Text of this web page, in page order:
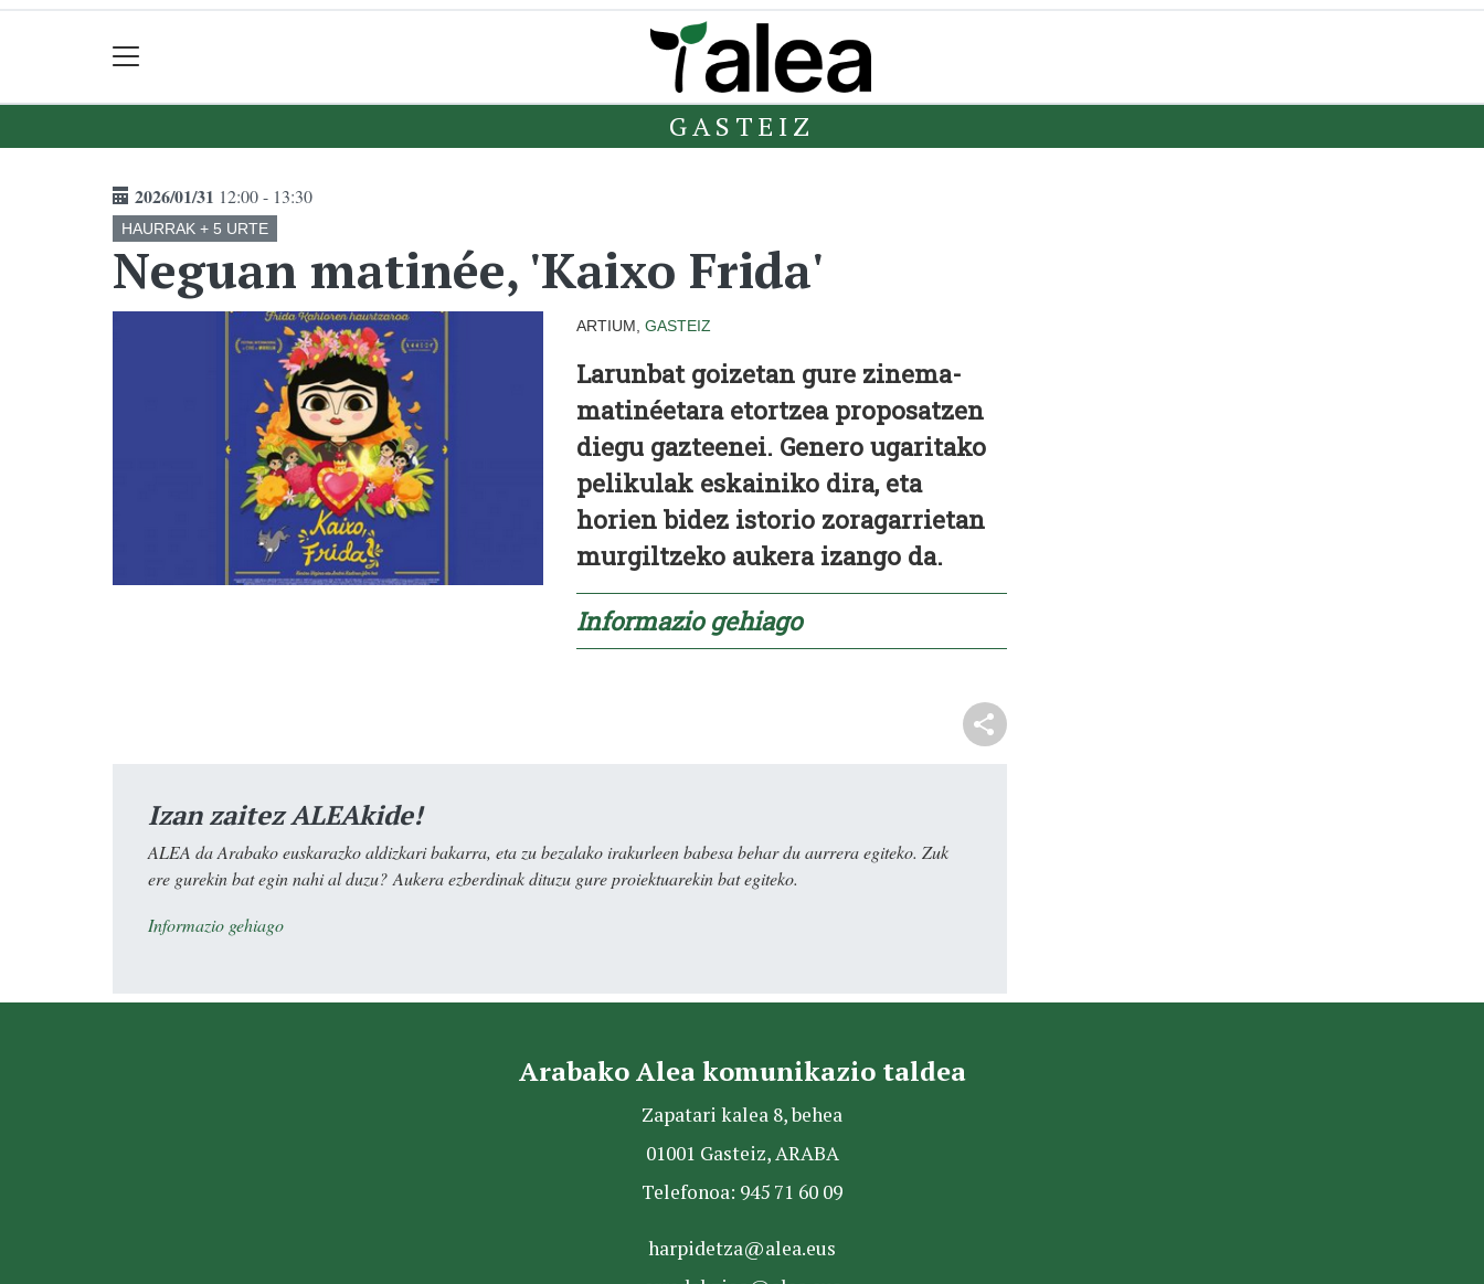
GASTEIZ
2026/01/31 12:00 - 13:30
HAURRAK + 5 URTE
Neguan matinée, 'Kaixo Frida'
ARTIUM, GASTEIZ
Larunbat goizetan gure zinema-
matinéetara etortzea proposatzen
diegu gazteenei. Genero ugaritako
pelikulak eskainiko dira, eta
horien bidez istorio zoragarrietan
murgiltzeko aukera izango da.
Informazio gehiago
Izan zaitez ALEAkide!
ALEA da Arabako euskarazko aldizkari bakarra, eta zu bezalako irakurleen babesa behar du aurrera egiteko. Zuk
ere gurekin bat egin nahi al duzu? Aukera ezberdinak dituzu gure proiektuarekin bat egiteko.
Informazio gehiago
Arabako Alea komunikazio taldea
Zapatari kalea 8, behea
01001 Gasteiz, ARABA
Telefonoa: 945 71 60 09
harpidetza@alea.eus